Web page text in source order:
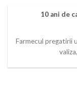
10 ani de
Farmecul pregatirii